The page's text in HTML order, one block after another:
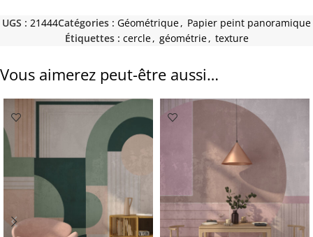
UGS : 21444Catégories : Géométrique, Papier peint panoramique
Étiquettes : cercle, géométrie, texture
Vous aimerez peut-être aussi…